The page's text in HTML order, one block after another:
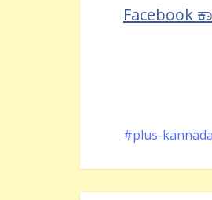
Facebook
plus-